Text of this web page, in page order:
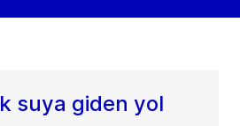
suya giden yol